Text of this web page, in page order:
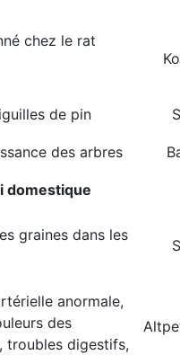
chez le rat
de pin
des arbres
domestique
graines dans les
anormale,
des
troubles digestifs,